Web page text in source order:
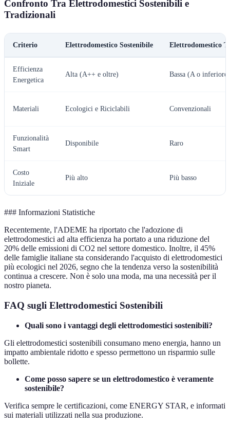
Confronto Tra Elettrodomestici Sostenibili e
Tradizionali
Criterio Elettrodomestico Sostenibile Elettrodomestico
Efficienza
Energetica
Alta (A++ e oltre) Bassa (A o inferiore)
Materiali Ecologici e Riciclabili Convenzionali
Funzionalità
Smart
Disponibile Raro
Costo
Iniziale
Più alto Più basso
### Informazioni Statistiche
Recentemente, l'ADEME ha riportato che l'adozione di
elettrodomestici ad alta efficienza ha portato a una riduzione del
20% delle emissioni di CO2 nel settore domestico. Inoltre, il 45%
delle famiglie italiane sta considerando l'acquisto di elettrodomestici
più ecologici nel 2026, segno che la tendenza verso la sostenibilità
continua a crescere. Non è solo una moda, ma una necessità per il
nostro pianeta.
FAQ sugli Elettrodomestici Sostenibili
Quali sono i vantaggi degli elettrodomestici sostenibili?
Gli elettrodomestici sostenibili consumano meno energia, hanno un
impatto ambientale ridotto e spesso permettono un risparmio sulle
bollette.
Come posso sapere se un elettrodomestico è veramente
sostenibile?
Verifica sempre le certificazioni, come ENERGY STAR, e informati
sui materiali utilizzati nella sua produzione.